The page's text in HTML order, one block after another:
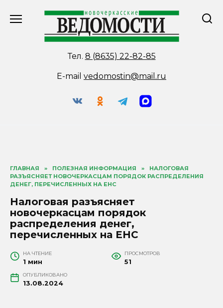
Тел. 8 (8635) 22-82-85
E-mail vedomostin@mail.ru
ГЛАВНАЯ » ПОЛЕЗНАЯ ИНФОРМАЦИЯ »
НАЛОГОВАЯ
РАЗЪЯСНЯЕТ НОВОЧЕРКАСЦАМ ПОРЯДОК РАСПРЕДЕЛЕНИЯ
ДЕНЕГ, ПЕРЕЧИСЛЕННЫХ НА ЕНС
Налоговая разъясняет
новочеркасцам порядок
распределения денег,
перечисленных на ЕНС
НА ЧТЕНИЕ
1 мин
ПРОСМОТРОВ
51
ОПУБЛИКОВАНО
13.08.2024